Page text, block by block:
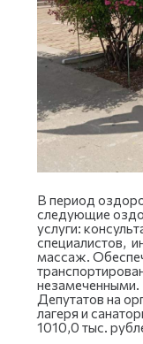
В период
следующие
услуги:
специалистов,
массаж.
Депутатов на
лагеря и
1010,0 тыс.